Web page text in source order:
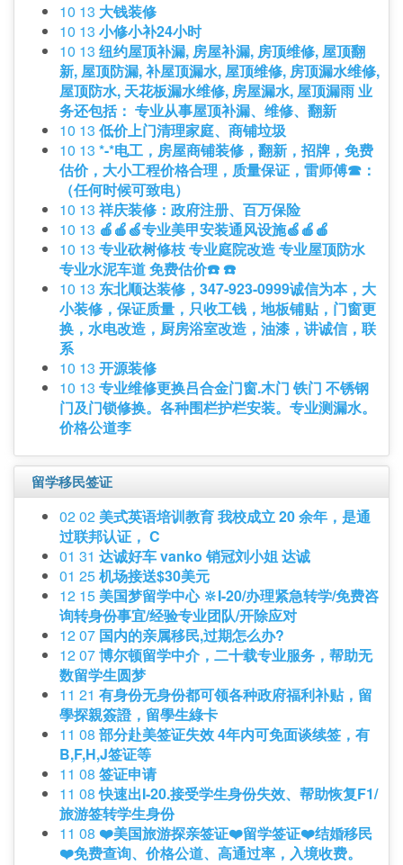
10 13 大钱装修
10 13 小修小补24小时
10 13 纽约屋顶补漏, 房屋补漏, 房顶维修, 屋顶翻
新, 屋顶防漏, 补屋顶漏水, 屋顶维修, 房顶漏水维修,
屋顶防水, 天花板漏水维修, 房屋漏水, 屋顶漏雨 业
务还包括： 专业从事屋顶补漏、维修、翻新
10 13 低价上门清理家庭、商铺垃圾
10 13 *-*电工，房屋商铺装修，翻新，招牌，免费
估价，大小工程价格合理，质量保证，雷师傅☎：
（任何时候可致电）
10 13 祥庆装修：政府注册、百万保险
10 13 🍎🍎🍏专业美甲安装通风设施🍏🍎🍎
10 13 专业砍树修枝 专业庭院改造 专业屋顶防水
专业水泥车道 免费估价☎️ ☎️
10 13 东北顺达装修，347-923-0999诚信为本，大
小装修，保证质量，只收工钱，地板铺贴，门窗更
换，水电改造，厨房浴室改造，油漆，讲诚信，联
系
10 13 开源装修
10 13 专业维修更换吕合金门窗.木门 铁门 不锈钢
门及门锁修换。各种围栏护栏安装。专业测漏水。
价格公道李
留学移民签证
02 02 美式英语培训教育 我校成立 20 余年，是通
过联邦认证， C
01 31 达诚好车 vanko 销冠刘小姐 达诚
01 25机场接送$30美元
12 15 美国梦留学中心 🔆I-20/办理紧急转学/免费咨
询转身份事宜/经验专业团队/开除应对
12 07 国内的亲属移民,过期怎么办?
12 07博尔顿留学中介，二十载专业服务，帮助无
数留学生圆梦
11 21 有身份无身份都可领各种政府福利补贴，留
學探親簽證，留學生綠卡
11 08 部分赴美签证失效 4年内可免面谈续签，有
B,F,H,J签证等
11 08 签证申请
11 08快速出I-20.接受学生身份失效、帮助恢复F1/
旅游签转学生身份
11 08 ❤️美国旅游探亲签证❤️留学签证❤️结婚移民
❤️免费查询、价格公道、高通过率，入境收费。